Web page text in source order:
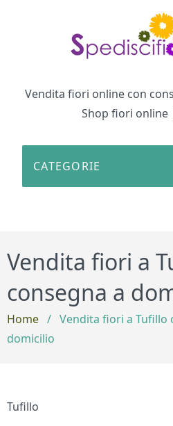
Vendita fiori online con
Shop fiori online
CATEGORIE
Vendita fiori a
consegna a
Home / Vendita fiori a Tufillo
domicilio
Tufillo